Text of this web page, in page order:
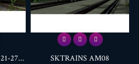
27...
SKTRAINS AM08